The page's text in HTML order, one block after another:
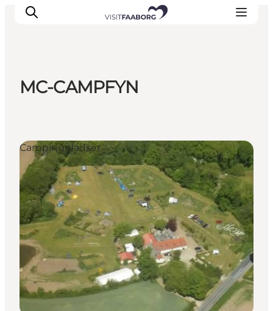
Oplevelser
Øhop
Outdoor
Det sker
MC-CAMPFYN
Campingpladser